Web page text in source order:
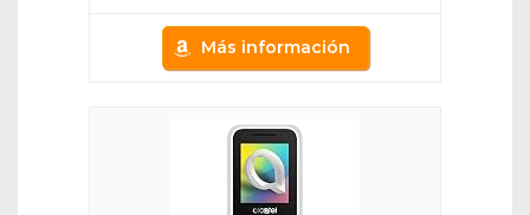
Más información